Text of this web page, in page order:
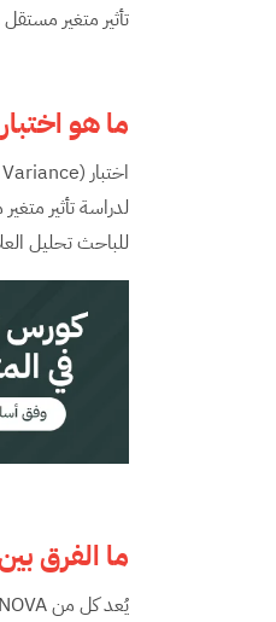
تأثير متغير
ما هو اختبار
للباحث تحليل
ما الفرق